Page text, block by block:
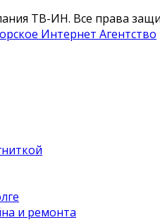
ТВ-ИН. Все права
Интернет Агентство
и ремонта